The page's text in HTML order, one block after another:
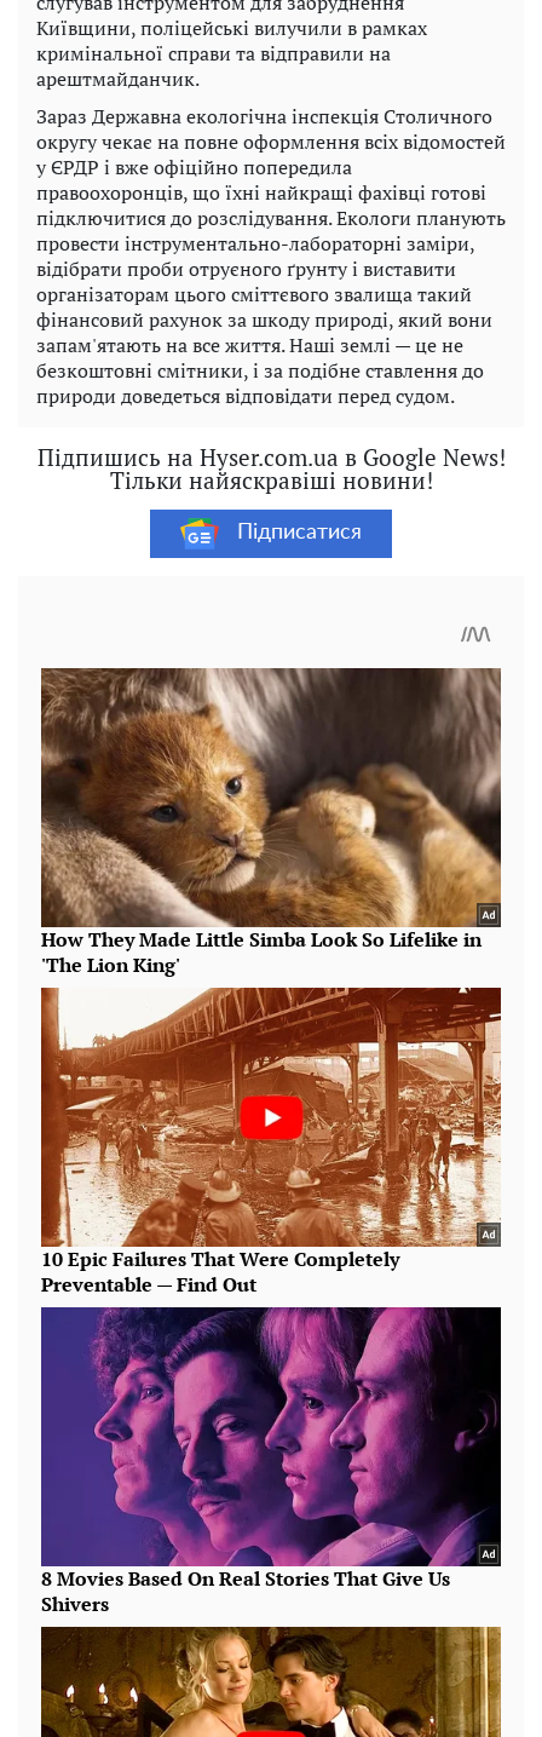
Київщини, поліцейські вилучили в рамках
кримінальної справи та відправили на
арештмайданчик.
Зараз Державна екологічна інспекція Столичного
округу чекає на повне оформлення всіх відомостей
у ЄРДР і вже офіційно попередила
правоохоронців, що їхні найкращі фахівці готові
підключитися до розслідування. Екологи планують
провести інструментально-лабораторні заміри,
відібрати проби отруєного ґрунту і виставити
організаторам цього сміттєвого звалища такий
фінансовий рахунок за шкоду природі, який вони
запам'ятають на все життя. Наші землі — це не
безкоштовні смітники, і за подібне ставлення до
природи доведеться відповідати перед судом.
Підпишись на Hyser.com.ua в Google News!
Тільки найяскравіші новини!
Підписатися